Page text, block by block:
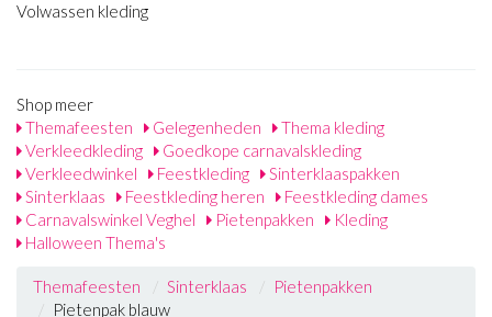
Volwassen kleding
Shop meer
Themafeesten
Gelegenheden
Thema kleding
Verkleedkleding
Goedkope carnavalskleding
Verkleedwinkel
Feestkleding
Sinterklaaspakken
Sinterklaas
Feestkleding heren
Feestkleding dames
Carnavalswinkel Veghel
Pietenpakken
Kleding
Halloween Thema's
Themafeesten Sinterklaas
Pietenpakken
Pietenpak blauw